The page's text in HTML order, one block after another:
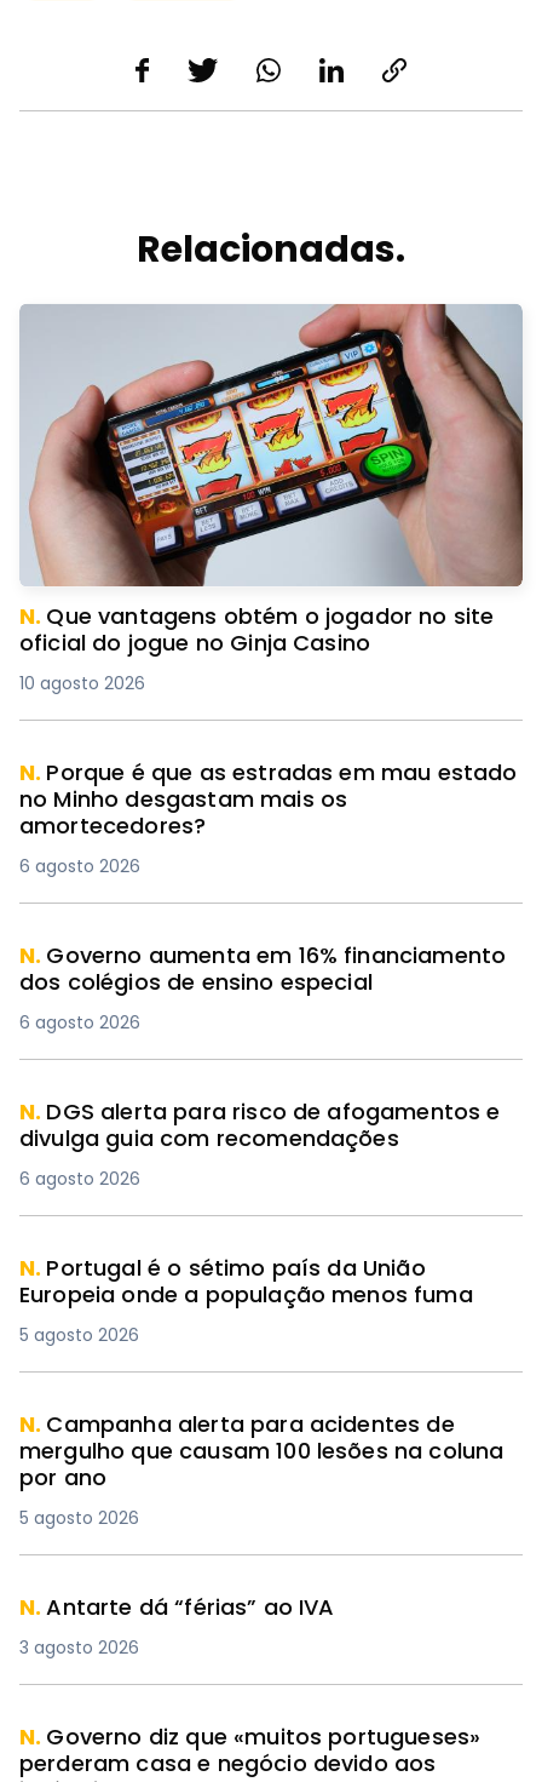
Relacionadas.
N. Que vantagens obtém o jogador no site
oficial do jogue no Ginja Casino
10 agosto 2026
N. Porque é que as estradas em mau estado
no Minho desgastam mais os
amortecedores?
6 agosto 2026
N. Governo aumenta em 16% financiamento
dos colégios de ensino especial
6 agosto 2026
N. DGS alerta para risco de afogamentos e
divulga guia com recomendações
6 agosto 2026
N. Portugal é o sétimo país da União
Europeia onde a população menos fuma
5 agosto 2026
N. Campanha alerta para acidentes de
mergulho que causam 100 lesões na coluna
por ano
5 agosto 2026
N.Antarte dá “férias” ao IVA
3 agosto 2026
N. Governo diz que «muitos portugueses»
perderam casa e negócio devido aos